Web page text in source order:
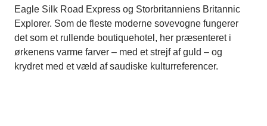
Eagle Silk Road Express og Storbritanniens Britannic
Explorer. Som de fleste moderne sovevogne fungerer
det som et rullende boutiquehotel, her præsenteret i
ørkenens varme farver – med et strejf af guld – og
krydret med et væld af saudiske kulturreferencer.